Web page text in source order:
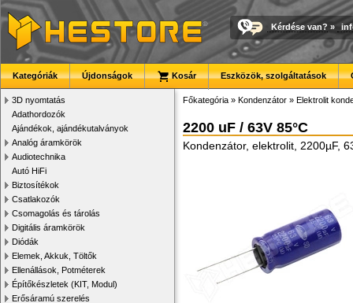
Kérdése van? »
Kategóriák Újdonságok Kosár Eszközök, szolgáltatások
3D nyomtatás
Adathordozók
Ajándékok, ajándékutalványok
Analóg áramkörök
Audiotechnika
Autó HiFi
Biztosítékok
Csatlakozók
Csomagolás és tárolás
Digitális áramkörök
Diódák
Elemek, Akkuk, Töltők
Ellenállások, Potméterek
Építőkészletek (KIT, Modul)
Erősáramú szerelés
Főkategória » Kondenzátor » Elektrolit
2200 uF / 63V 85°C
Kondenzátor, elektrolit, 2200µF,